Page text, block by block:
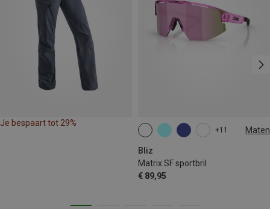
Je bespaart tot 29%
+11 Maten
Bliz
Matrix SF sportbril
€ 89,95
ONE SIZE